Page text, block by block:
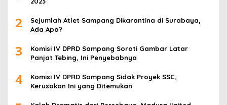
2
Sejumlah Atlet Sampang Dikarantina di Surabaya,
Ada Apa?
3
Komisi IV DPRD Sampang Soroti Gambar Latar
Panjat Tebing, Ini Penyebabnya
4
Komisi IV DPRD Sampang Sidak Proyek SSC,
Kerusakan Ini yang Ditemukan